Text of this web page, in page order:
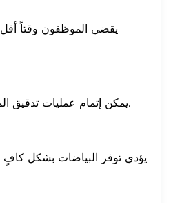
يقضي الموظفون وقتاً
يمكن إتمام عمليات تدقيق المخزون بشكل أسرع بكثير.
يؤدي توفر البياضات بشكل